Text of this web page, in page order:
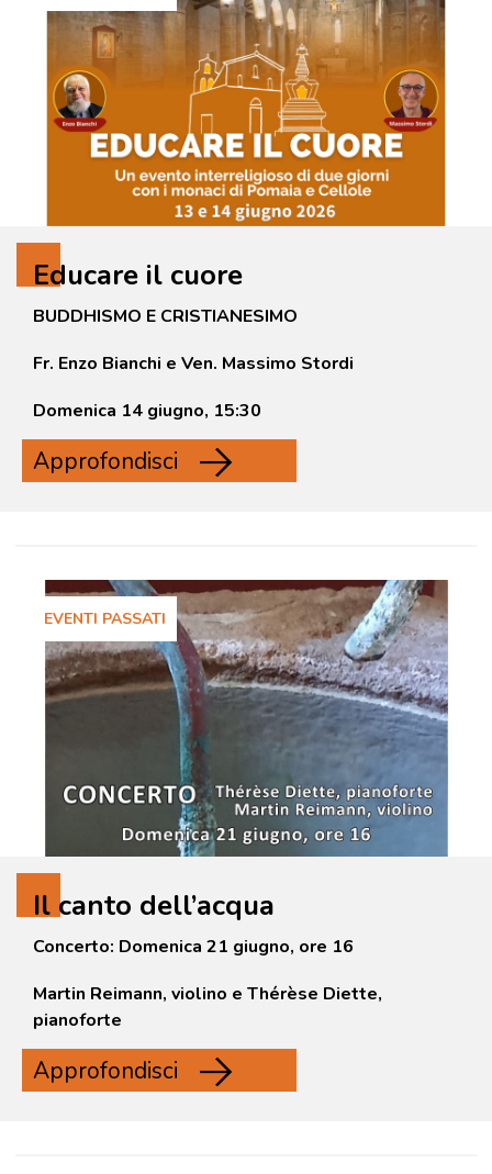
Educare il cuore
BUDDHISMO E CRISTIANESIMO
Fr. Enzo Bianchi e Ven. Massimo Stordi
Domenica 14 giugno, 15:30
Approfondisci
EVENTI PASSATI
Il canto dell’acqua
Concerto: Domenica 21 giugno, ore 16
Martin Reimann, violino e Thérèse Diette,
pianoforte
Approfondisci